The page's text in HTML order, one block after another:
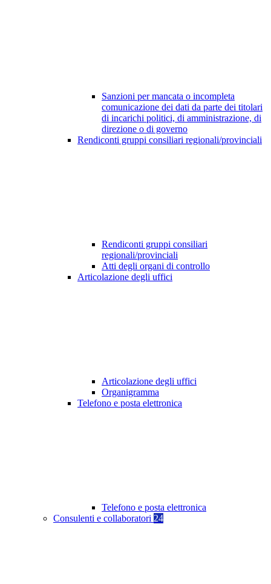
Sanzioni per mancata o incompleta
comunicazione dei dati da parte dei titolari
di incarichi politici, di amministrazione, di
direzione o di governo
Rendiconti gruppi consiliari regionali/provinciali
Rendiconti gruppi consiliari
regionali/provinciali
Atti degli organi di controllo
Articolazione degli uffici
Articolazione degli uffici
Organigramma
Telefono e posta elettronica
Telefono e posta elettronica
Consulenti e collaboratori 24